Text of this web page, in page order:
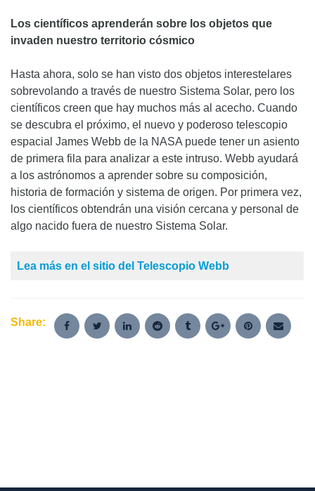
Los científicos aprenderán sobre los objetos que
invaden nuestro territorio cósmico
Hasta ahora, solo se han visto dos objetos interestelares
sobrevolando a través de nuestro Sistema Solar, pero los
científicos creen que hay muchos más al acecho. Cuando
se descubra el próximo, el nuevo y poderoso telescopio
espacial James Webb de la NASA puede tener un asiento
de primera fila para analizar a este intruso. Webb ayudará
a los astrónomos a aprender sobre su composición,
historia de formación y sistema de origen. Por primera vez,
los científicos obtendrán una visión cercana y personal de
algo nacido fuera de nuestro Sistema Solar.
Lea más en el sitio del Telescopio Webb
Share: